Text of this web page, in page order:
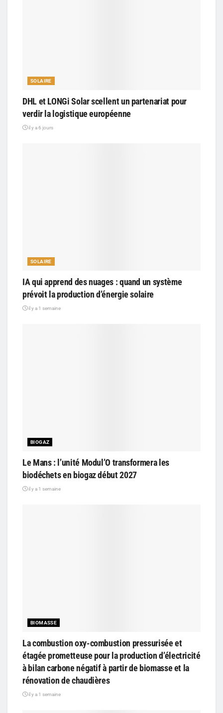
SOLAIRE
DHL et LONGi Solar scellent un partenariat pour
verdir la logistique européenne
il y a 6 jours
SOLAIRE
IA qui apprend des nuages : quand un système
prévoit la production d’énergie solaire
il y a 1 semaine
BIOGAZ
Le Mans : l’unité Modul’O transformera les
biodéchets en biogaz début 2027
il y a 1 semaine
BIOMASSE
La combustion oxy-combustion pressurisée et
étagée prometteuse pour la production d’électricité
à bilan carbone négatif à partir de biomasse et la
rénovation de chaudières
il y a 1 semaine